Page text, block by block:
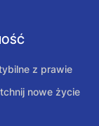
z prawie
nowe życie